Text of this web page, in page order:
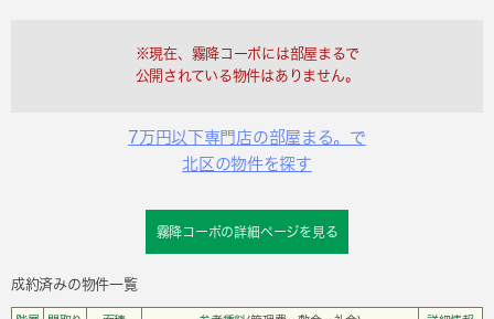
※現在、霧降コーポには部屋まるで
公開されている物件はありません。
7万円以下専門店の部屋まる。で
北区の物件を探す
霧降コーポの詳細ページを見る
成約済みの物件一覧